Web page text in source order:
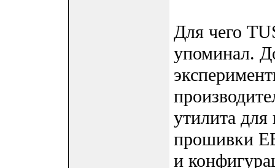
Для чего
упоминал.
утилита для
прошивки
и